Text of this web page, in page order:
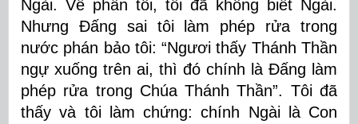
Ngài. Về phần tôi, tôi đã không biết Ngài.
Nhưng Ðấng sai tôi làm phép rửa trong
nước phán bảo tôi: “Ngươi thấy Thánh Thần
ngự xuống trên ai, thì đó chính là Ðấng làm
phép rửa trong Chúa Thánh Thần”. Tôi đã
thấy và tôi làm chứng: chính Ngài là Con